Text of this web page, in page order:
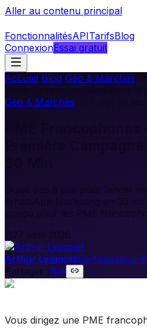
Aller au contenu principal
FonctionnalitésAPITarifsBlog
ConnexionEssai gratuit
Accueil Blog Géo & Marchés
Géo & Marchés
Guide pas à pas pour lancer
WhatsApp Marketing en 30
conçu pour les PME
Arthur LyonnetCo-fondateur &
Partager :
Vous dirigez une PME